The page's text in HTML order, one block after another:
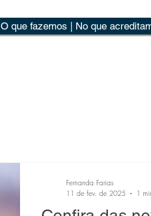
O que fazemos | No que
Fernanda Farias
11 de fev. de 2025
1